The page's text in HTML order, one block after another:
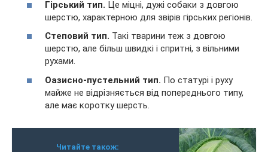
Гірський тип. Це міцні, дужі собаки з довгою
шерстю, характерною для звірів гірських регіонів.
Степовий тип. Такі тварини теж з довгою
шерстю, але більш швидкі і спритні, з вільними
рухами.
Оазисно-пустельний тип. По статурі і руху
майже не відрізняється від попереднього типу,
але має коротку шерсть.
Читайте також: